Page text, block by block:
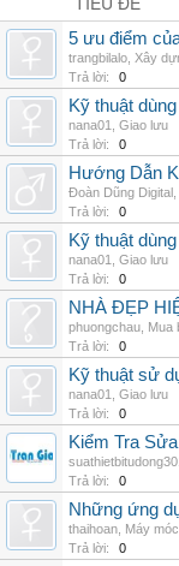
5 ưu điểm
trangbilalo Xây
Trả lời:
0
Kỹ thuật
nana01
Giao lưu
Trả lời:
0
Hướng Dẫn
Đoàn Dũng Digital
Trả lời:
0
Kỹ thuật
nana01
Giao lưu
Trả lời:
0
NHÀ ĐẸP
phuongchau Mua
Trả lời:
0
Kỹ thuật sử
nana01
Giao lưu
Trả lời:
0
Kiểm Tra
Trả lời:
0
Những ứng
thaihoan Máy
Trả lời:
0